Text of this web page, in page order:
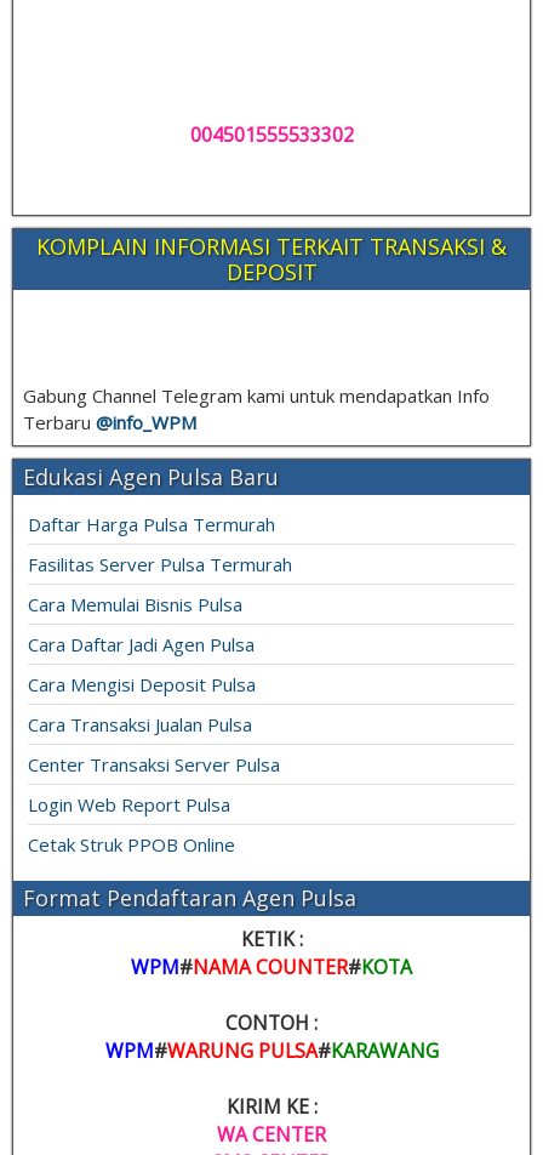
004501555533302
KOMPLAIN INFORMASI TERKAIT TRANSAKSI &
DEPOSIT
Gabung Channel Telegram kami untuk mendapatkan Info
Terbaru @info_ WPM
Edukasi Agen Pulsa Baru
Daftar Harga Pulsa Termurah
Fasilitas Server Pulsa Termurah
Cara Memulai Bisnis Pulsa
Cara Daftar Jadi Agen Pulsa
Cara Mengisi Deposit Pulsa
Cara Transaksi Jualan Pulsa
Center Transaksi Server Pulsa
Login Web Report Pulsa
Cetak Struk PPOB Online
Format Pendaftaran Agen Pulsa
KETIK :
WPM#NAMA COUNTER#KOTA
CONTOH :
WPM#WARUNG PULSA#KARAWANG
KIRIM KE :
WA CENTER